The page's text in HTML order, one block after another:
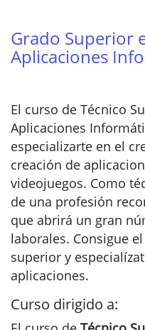
Grado Superior
Aplicaciones
El curso de Técnico
Aplicaciones
especializarte en el
creación de
videojuegos. Como
de una profesión
que abrirá un gran
laborales. Consigue
superior y
aplicaciones.
Curso dirigido a: